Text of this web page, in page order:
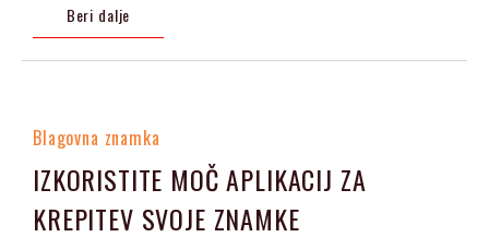
Beri dalje
Blagovna znamka
IZKORISTITE MOČ APLIKACIJ ZA
KREPITEV SVOJE ZNAMKE